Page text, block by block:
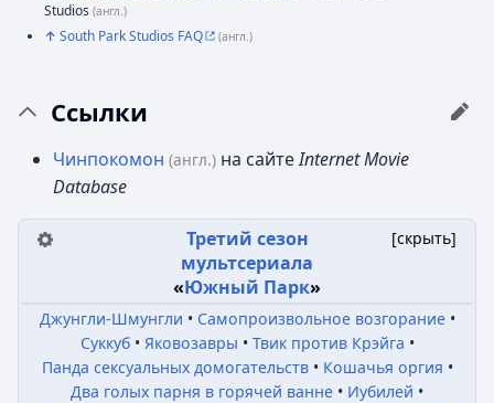
Studios (англ.)
↑ South Park Studios FAQ (англ.)
Ссылки
Чинпокомон (англ.) на сайтеInternet Movie
Database
[скрыть]
Третий сезон
мультсериала
«Южный Парк»
Джунгли-Шмунгли
Самопроизвольное возгорание
Суккуб
Яковозавры
Твик против Крэйга
Панда сексуальных домогательств
Кошачья оргия
Два голых парня в горячей ванне
Иубилей